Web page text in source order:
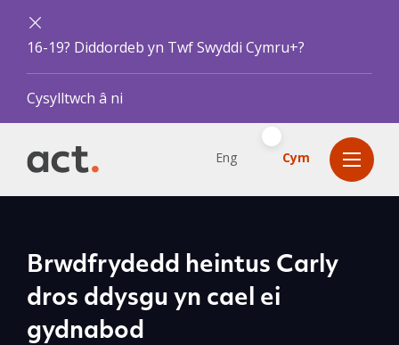
16-19? Diddordeb yn Twf Swyddi Cymru+?
Cysylltwch â ni
Eng Cym
Brwdfrydedd heintus Carly
dros ddysgu yn cael ei
gydnabod